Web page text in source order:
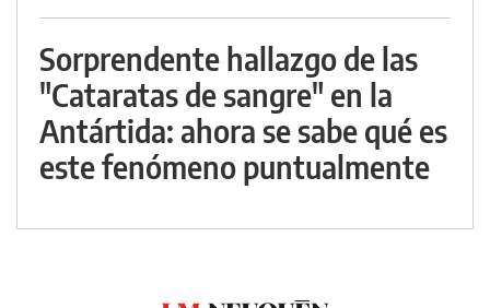
Sorprendente hallazgo de las
"Cataratas de sangre" en la
Antártida: ahora se sabe qué es
este fenómeno puntualmente